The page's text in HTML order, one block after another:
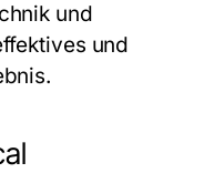
und
und